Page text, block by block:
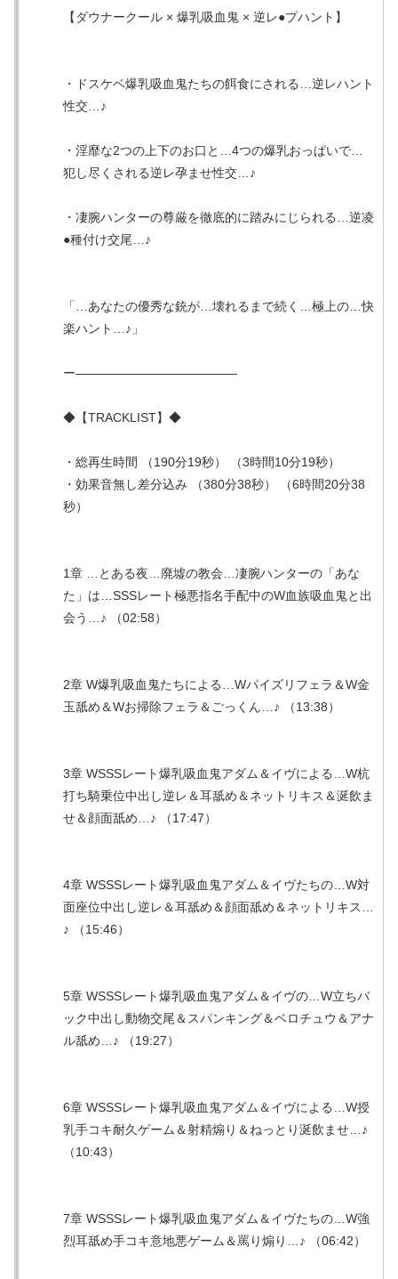
【ダウナークール × 爆乳吸血鬼 × 逆レ●プハント】
・ドスケベ爆乳吸血鬼たちの餌食にされる…逆レハント
性交…♪
・淫靡な2つの上下のお口と…4つの爆乳おっぱいで…
犯し尽くされる逆レ孕ませ性交…♪
・凄腕ハンターの尊厳を徹底的に踏みにじられる…逆凌
●種付け交尾…♪
「…あなたの優秀な銃が…壊れるまで続く…極上の…快
楽ハント…♪」
ー—————————————
◆【TRACKLIST】◆
・総再生時間 （190分19秒） （3時間10分19秒）
・効果音無し差分込み （380分38秒） （6時間20分38
秒）
1章 …とある夜…廃墟の教会…凄腕ハンターの「あな
た」は…SSSレート極悪指名手配中のW血族吸血鬼と出
会う…♪ （02:58）
2章 W爆乳吸血鬼たちによる…Wパイズリフェラ＆W金
玉舐め＆Wお掃除フェラ＆ごっくん…♪ （13:38）
3章 WSSSレート爆乳吸血鬼アダム＆イヴによる…W杭
打ち騎乗位中出し逆レ＆耳舐め＆ネットリキス＆涎飲ま
せ＆顔面舐め…♪ （17:47）
4章 WSSSレート爆乳吸血鬼アダム＆イヴたちの…W対
面座位中出し逆レ＆耳舐め＆顔面舐め＆ネットリキス…
♪ （15:46）
5章 WSSSレート爆乳吸血鬼アダム＆イヴの…W立ちバ
ック中出し動物交尾＆スパンキング＆ベロチュウ＆アナ
ル舐め…♪ （19:27）
6章 WSSSレート爆乳吸血鬼アダム＆イヴによる…W授
乳手コキ耐久ゲーム＆射精煽り＆ねっとり涎飲ませ…♪
（10:43）
7章 WSSSレート爆乳吸血鬼アダム＆イヴたちの…W強
烈耳舐め手コキ意地悪ゲーム＆罵り煽り…♪ （06:42）